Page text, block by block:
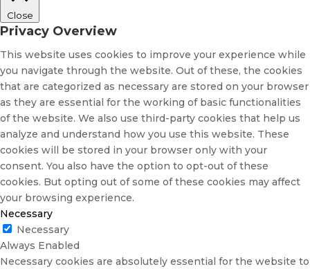
Close
Privacy Overview
This website uses cookies to improve your experience while
you navigate through the website. Out of these, the cookies
that are categorized as necessary are stored on your browser
as they are essential for the working of basic functionalities
of the website. We also use third-party cookies that help us
analyze and understand how you use this website. These
cookies will be stored in your browser only with your
consent. You also have the option to opt-out of these
cookies. But opting out of some of these cookies may affect
your browsing experience.
Necessary
Necessary
Always Enabled
Necessary cookies are absolutely essential for the website to